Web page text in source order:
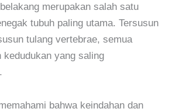
merupakan salah satu
tubuh paling utama. Tersusun
tulang vertebrae, semua
yang saling
bahwa keindahan dan